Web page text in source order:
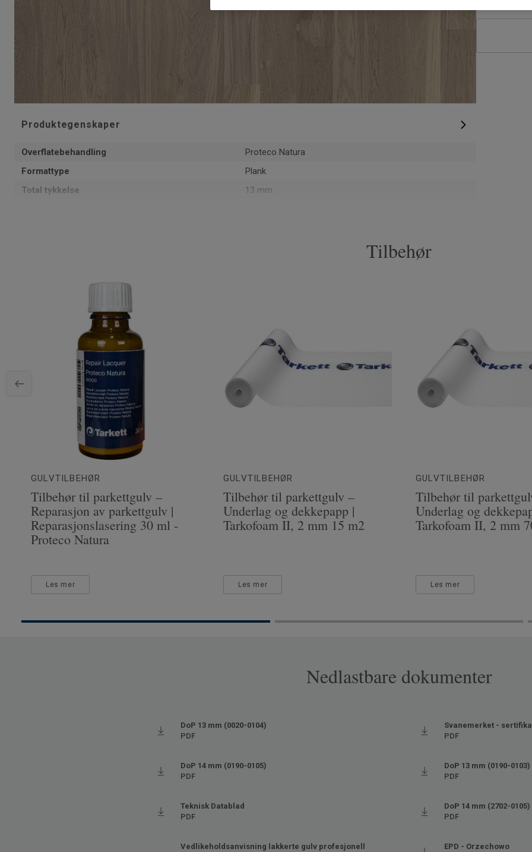
Produktegenskaper
Overflatebehandling
Proteco Natura
Formattype
Plank
Total tykkelse
13 mm
Monteringsmetode
Tykkelse slitesjikt
2.5 mm
13.4 cm
Tilbehør
GULVTILBEHØR
Tilbehør til parkettgulv –
Reparasjon av parkettgulv |
Reparasjonslasering 30 ml -
Proteco Natura
Les mer
GULVTILBEHØR
Tilbehør til parkettgulv –
Underlag og dekkepapp |
Tarkofoam II, 2 mm 15 m2
Les mer
GULVTILBEHØR
Tilbehør til
Underlag og
Tarkofoam II, 2 mm
Les mer
Nedlastbare dokumenter
DoP 13 mm (0020-0104)
PDF
Svanemerket -
PDF
DoP 14 mm (0190-0105)
PDF
DoP 13 mm (0190-0103)
PDF
Teknisk Datablad
PDF
DoP 14 mm (2702-0105)
PDF
Vedlikeholdsanvisning lakkerte gulv profesjonell
EPD - Orzechowo